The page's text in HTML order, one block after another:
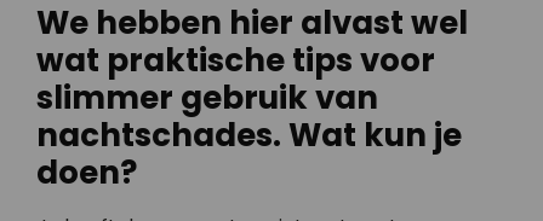
We hebben hier alvast wel
wat praktische tips voor
slimmer gebruik van
nachtschades. Wat kun je
doen?